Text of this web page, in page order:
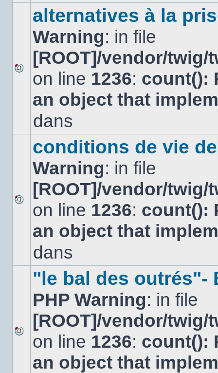
Aucun
nouveau
message
non-
dans
alternatives à la
Warning: in file
[ROOT]/vendor/
on line 1236: count():
an object that
dans
Aucun
nouveau
message
non-
dans
conditions de vie
Warning: in file
[ROOT]/vendor/
on line 1236: count():
an object that
dans
Aucun
nouveau
message
non-
"le bal des outrés"-
PHP Warning: in file
[ROOT]/vendor/
on line 1236: count():
an object that